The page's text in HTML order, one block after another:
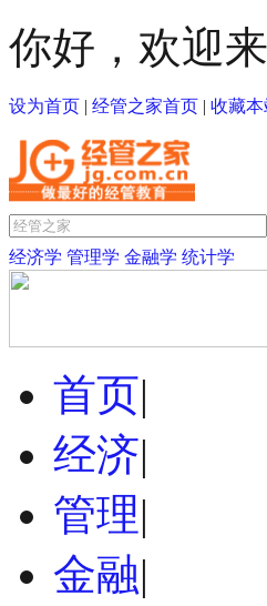
你好，欢迎
设为首页 | 经管之家首页 | 收藏本
经济学 管理学 金融学 统计学
首页|
经济|
管理|
金融|